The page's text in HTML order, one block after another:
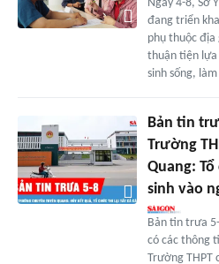
Ngày 4-8, Sở
đang triển
phụ thuộc địa
thuận tiện lựa
sinh sống,
Bản tin
Trường
Quang:
sinh vào
Bản tin trưa
có các thông
Trường THPT